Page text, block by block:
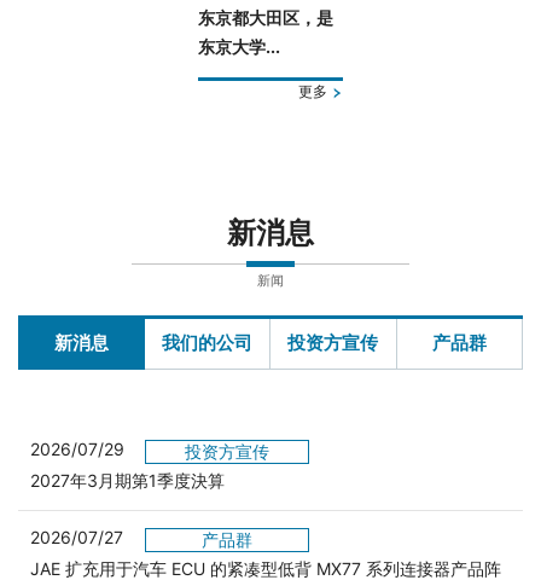
东京都大田区，是
东京大学...
更多
新消息
新闻
新消息 我们的公司 投资方宣传 产品群
2026/07/29
投资方宣传
2027年3月期第1季度決算
2026/07/27
产品群
JAE 扩充用于汽车 ECU 的紧凑型低背 MX77 系列连接器产品阵